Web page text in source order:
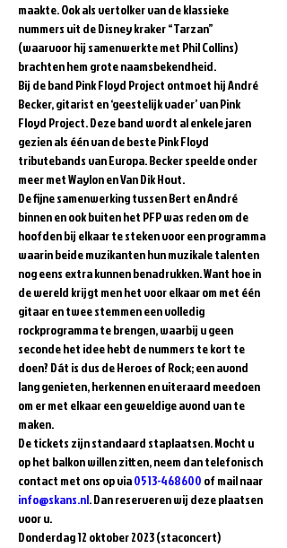
maakte. Ook als vertolker van de klassieke
nummers uit de Disney kraker “Tarzan”
(waarvoor hij samenwerkte met Phil Collins)
brachten hem grote naamsbekendheid.
Bij de band Pink Floyd Project ontmoet hij André
Becker, gitarist en ‘geestelijk vader’ van Pink
Floyd Project. Deze band wordt al enkele jaren
gezien als één van de beste Pink Floyd
tributebands van Europa. Becker speelde onder
meer met Waylon en Van Dik Hout.
De fijne samenwerking tussen Bert en André
binnen en ook buiten het PFP was reden om de
hoofden bij elkaar te steken voor een programma
waarin beide muzikanten hun muzikale talenten
nog eens extra kunnen benadrukken. Want hoe in
de wereld krijgt men het voor elkaar om met één
gitaar en twee stemmen een volledig
rockprogramma te brengen, waarbij u geen
seconde het idee hebt de nummers te kort te
doen? Dát is dus de Heroes of Rock; een avond
lang genieten, herkennen en uiteraard meedoen
om er met elkaar een geweldige avond van te
maken.
De tickets zijn standaard staplaatsen. Mocht u
op het balkon willen zitten, neem dan telefonisch
contact met ons op via 0513-468600 of mail naar
info@skans.nl. Dan reserveren wij deze plaatsen
voor u.
Donderdag 12 oktober 2023 (staconcert)